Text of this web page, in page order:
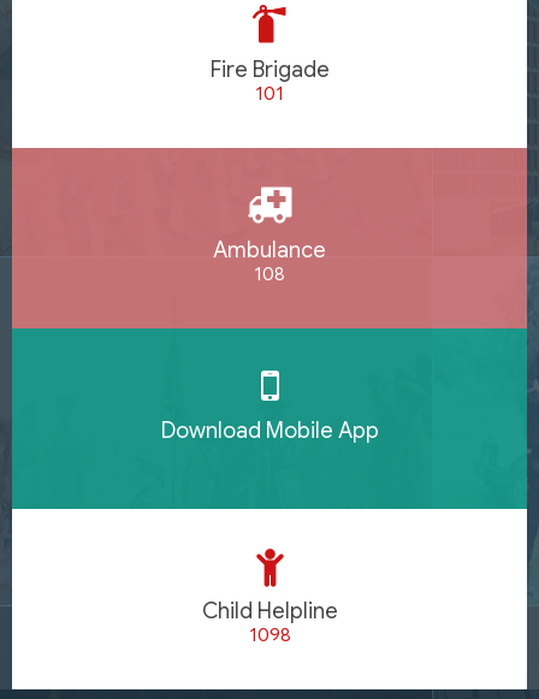
Fire Brigade
101
Ambulance
108
Download Mobile App
Child Helpline
1098